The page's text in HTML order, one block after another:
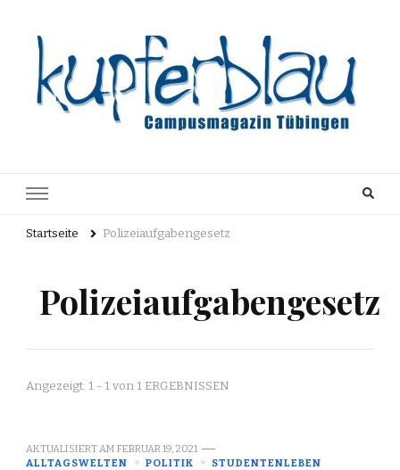
Archiv
Startseite Polizeiaufgabengesetz
Polizeiaufgabengesetz
Angezeigt: 1 - 1 von 1 ERGEBNISSEN
AKTUALISIERT AM FEBRUAR 19, 2021
ALLTAGSWELTEN
POLITIK STUDENTENLEBEN